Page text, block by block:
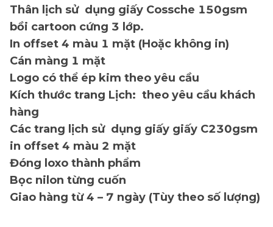
Thân lịch sử dụng giấy Cossche 150gsm
bồi cartoon cứng 3 lớp.
In offset 4 màu 1 mặt (Hoặc không in)
Cán màng 1 mặt
Logo có thể ép kim theo yêu cầu
Kích thước trang Lịch: theo yêu cầu khách
hàng
Các trang lịch sử dụng giấy giấy C230gsm
in offset 4 màu 2 mặt
Đóng loxo thành phẩm
Bọc nilon từng cuốn
Giao hàng từ 4 – 7 ngày (Tùy theo số lượng)